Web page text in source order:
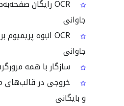
جاوانی
جاوانی
سازگار با همه
خروجی در قالب‌های
و بایگانی